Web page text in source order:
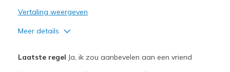
Vertaling weergeven
Meer details
Laatste regel Ja, ik zou aanbevelen aan een vriend